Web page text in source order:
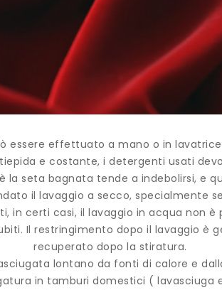
essere effettuato a mano o in
e costante, i detergenti usati
la seta bagnata tende a indebolirsi, e
il lavaggio a secco, specialmente
in certi casi, il lavaggio in acqua non è
Il restringimento dopo il lavaggio è
recuperato dopo la stiratura.
asciugata lontano da fonti di calore e
in tamburi domestici ( lavasciuga